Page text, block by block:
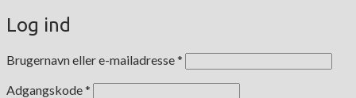
Log ind
Brugernavn eller e-mailadresse* Påkrævet
Adgangskode* Påkrævet